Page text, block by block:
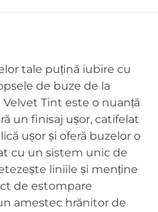
tale puțină iubire cu
de buze de la
Tint este o nuanță
un finisaj ușor, catifelat
ușor și oferă buzelor o
cu un sistem unic de
liniile și menține
de estompare
amestec hrănitor de